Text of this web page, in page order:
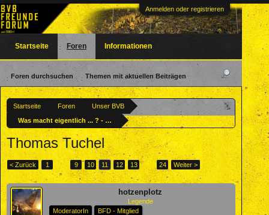
Anmelden oder registrieren
Startseite Foren
Unser BVB
Was macht eigentlich ... ? - Ehemalige BVBler
Thomas Tuchel
< Zurück 1 ← 9 10 11 12 13 → 24 Weiter >
hotzenplotz
Legende
ModeratorIn
BFD - Mitglied
Startseite Foren
Foren durchsuchen Themen mit aktuellen Beiträgen
Informationen